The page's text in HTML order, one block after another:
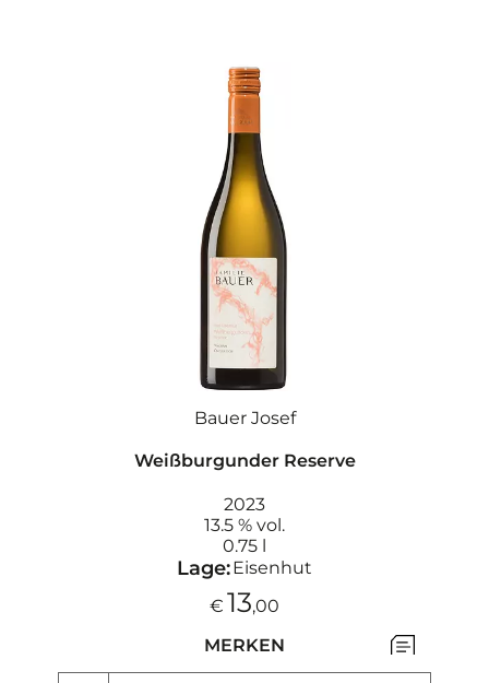
Bauer Josef
Weißburgunder Reserve
2023
13.5 % vol.
0.75 l
Lage:Eisenhut
€ 13,00
MERKEN